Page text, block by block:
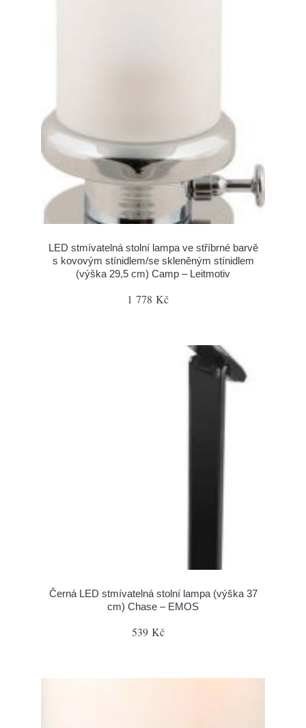
LED stmívatelná stolní lampa ve stříbrné barvě
s kovovým stínidlem/se skleněným stínidlem
(výška 29,5 cm) Camp – Leitmotiv
1 778 Kč
Černá LED stmívatelná stolní lampa (výška 37
cm) Chase – EMOS
539 Kč